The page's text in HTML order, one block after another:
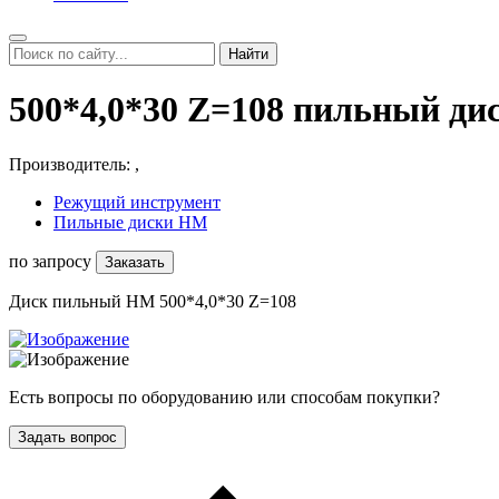
Найти
500*4,0*30 Z=108 пильный
Производитель: ,
Режущий инструмент
Пильные диски HM
по запросу Заказать
Диск пильный НМ 500*4,0*30 Z=108
Есть вопросы по оборудованию или способам покупки?
Задать вопрос